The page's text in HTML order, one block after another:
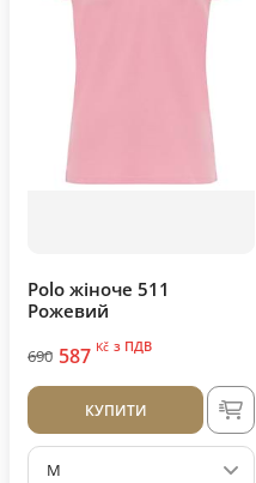
Polo жіноче 511
Рожевий
690 587 Kč з ПДВ
КУПИТИ
M